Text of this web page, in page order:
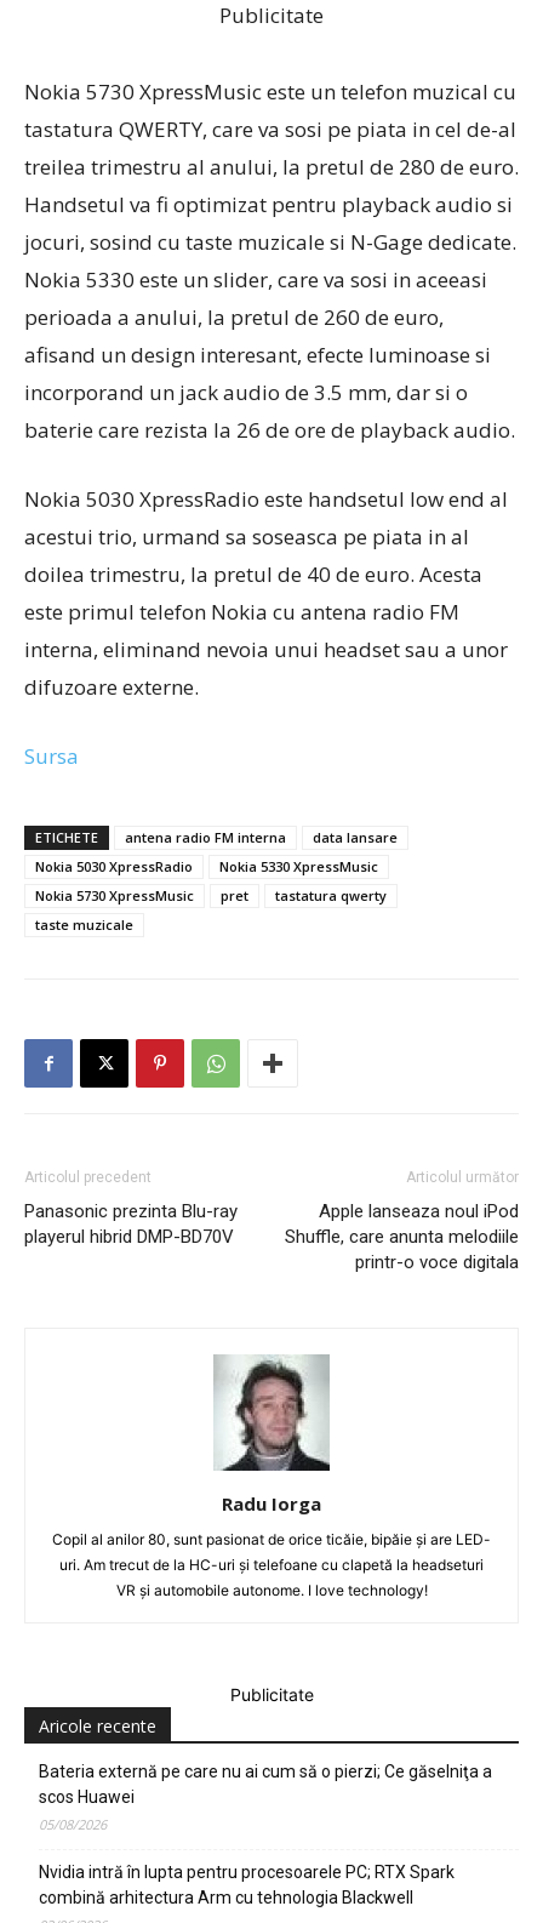
Publicitate
Nokia 5730 XpressMusic este un telefon muzical cu
tastatura QWERTY, care va sosi pe piata in cel de-al
treilea trimestru al anului, la pretul de 280 de euro.
Handsetul va fi optimizat pentru playback audio si
jocuri, sosind cu taste muzicale si N-Gage dedicate.
Nokia 5330 este un slider, care va sosi in aceeasi
perioada a anului, la pretul de 260 de euro,
afisand un design interesant, efecte luminoase si
incorporand un jack audio de 3.5 mm, dar si o
baterie care rezista la 26 de ore de playback audio.
Nokia 5030 XpressRadio este handsetul low end al
acestui trio, urmand sa soseasca pe piata in al
doilea trimestru, la pretul de 40 de euro. Acesta
este primul telefon Nokia cu antena radio FM
interna, eliminand nevoia unui headset sau a unor
difuzoare externe.
Sursa
ETICHETE antena radio FM interna
data lansare
Nokia 5030 XpressRadio
Nokia 5330 XpressMusic
Nokia 5730 XpressMusic
pret
tastatura qwerty
taste muzicale
Articolul precedent
Panasonic prezinta Blu-ray
playerul hibrid DMP-BD70V
Articolul următor
Apple lanseaza noul iPod
Shuffle, care anunta melodiile
printr-o voce digitala
Radu Iorga
Copil al anilor 80, sunt pasionat de orice ticăie, bipăie şi are LED-
uri. Am trecut de la HC-uri şi telefoane cu clapetă la headseturi
VR şi automobile autonome. I love technology!
Publicitate
Aricole recente
Bateria externă pe care nu ai cum să o pierzi; Ce găselniţa a
scos Huawei
05/08/2026
Nvidia intră în lupta pentru procesoarele PC; RTX Spark
combină arhitectura Arm cu tehnologia Blackwell